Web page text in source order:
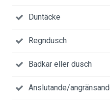
Duntäcke
Regndusch
Badkar eller dusch
Anslutande/